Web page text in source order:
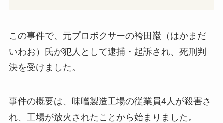
この事件で、元プロボクサーの袴田巌（はかまだ
いわお）氏が犯人として逮捕・起訴され、死刑判
決を受けました。
事件の概要は、味噌製造工場の従業員4人が殺害さ
れ、工場が放火されたことから始まりました。